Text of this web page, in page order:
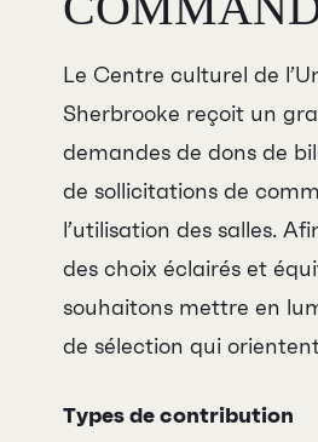
Le Centre culturel de
Sherbrooke reçoit un
demandes de dons de
de sollicitations de
l’utilisation des salles.
des choix éclairés et
souhaitons mettre en
de sélection qui
Types de contribution